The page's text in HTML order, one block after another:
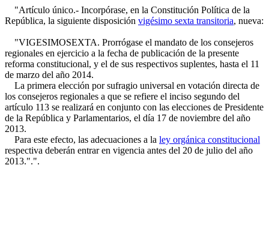
"Artículo único.- Incorpórase, en la Constitución Política de la
República, la siguiente disposición vigésimo sexta transitoria, nueva:
"VIGESIMOSEXTA. Prorrógase el mandato de los consejeros
regionales en ejercicio a la fecha de publicación de la presente
reforma constitucional, y el de sus respectivos suplentes, hasta el 11
de marzo del año 2014.
La primera elección por sufragio universal en votación directa de
los consejeros regionales a que se refiere el inciso segundo del
artículo 113 se realizará en conjunto con las elecciones de Presidente
de la República y Parlamentarios, el día 17 de noviembre del año
2013.
Para este efecto, las adecuaciones a la ley orgánica constitucional
respectiva deberán entrar en vigencia antes del 20 de julio del año
2013.".".